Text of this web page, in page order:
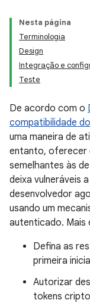
Nesta página
Terminologia
Design
Integração e
Teste
De acordo com o
compatibilidade
uma maneira de
entanto, oferecer
semelhantes às
deixa vulneráveis
desenvolvedor
usando um
autenticado. Mais
Defina as
primeira
Autorizar
tokens